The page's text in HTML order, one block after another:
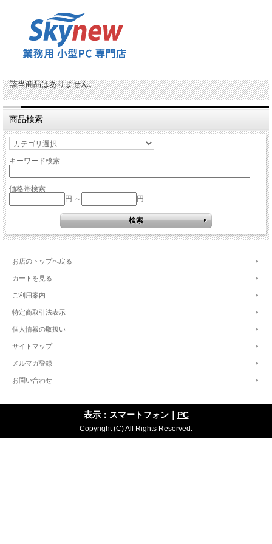
該当商品はありません。
商品検索
キーワード検索
価格帯検索
円 ～
円
お店のトップへ戻る
カートを見る
ご利用案内
特定商取引法表示
個人情報の取扱い
サイトマップ
メルマガ登録
お問い合わせ
表示：スマートフォン｜ PC
Copyright (C) All Rights Reserved.